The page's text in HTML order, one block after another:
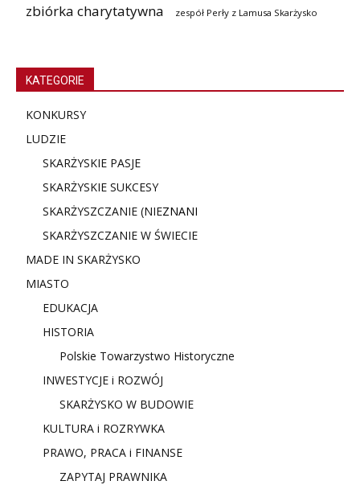
zbiórka charytatywna zespół Perły z Lamusa Skarżysko
KATEGORIE
KONKURSY
LUDZIE
SKARŻYSKIE PASJE
SKARŻYSKIE SUKCESY
SKARŻYSZCZANIE (NIEZNANI
SKARŻYSZCZANIE W ŚWIECIE
MADE IN SKARŻYSKO
MIASTO
EDUKACJA
HISTORIA
Polskie Towarzystwo Historyczne
INWESTYCJE i ROZWÓJ
SKARŻYSKO W BUDOWIE
KULTURA i ROZRYWKA
PRAWO, PRACA i FINANSE
ZAPYTAJ PRAWNIKA